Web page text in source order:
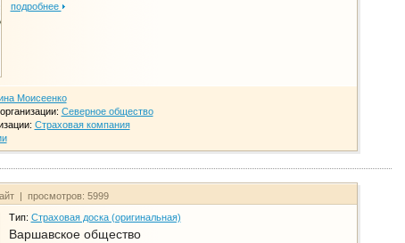
подробнее
Моисеенко
Северное общество
Страховая компания
| просмотров: 5999
Тип: Страховая доска (оригинальная)
Варшавское общество